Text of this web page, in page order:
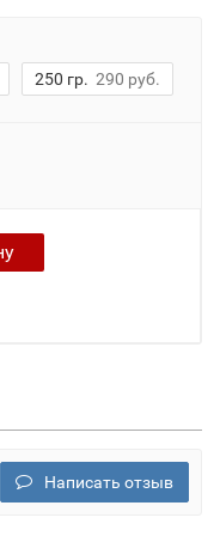
250 гр. 290 руб.
Написать отзыв